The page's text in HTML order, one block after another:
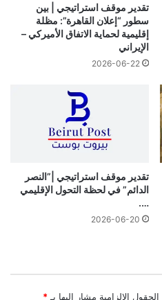
تقدير موقف استراتيجي | بين
سطور “إعلان القاهرة”: مظلة
إقليمية لحماية الاتفاق الأميركي –
الإيراني
2026-06-22
تقدير موقف استراتيجي |”النصر
الدائم” في لحظة التحول الإقليمي
….
2026-06-20
الحقول الإلزامية مشار إليها بـ *